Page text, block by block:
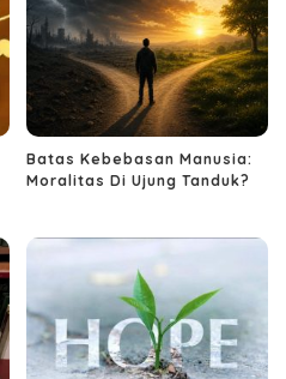
Batas Kebebasan Manusia:
Moralitas Di Ujung Tanduk?